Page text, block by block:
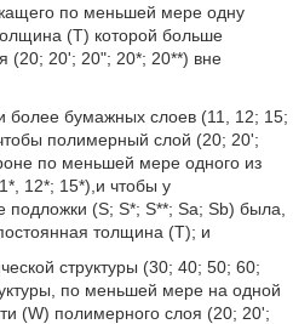
по меньшей мере одну
(Т) которой больше
(20; 20'; 20ʺ; 20*; 20**) вне
более бумажных слоев (11, 12; 15;
полимерный слой (20; 20';
по меньшей мере одного из
12*; 15*),и чтобы у
подложки (S; S*; S**; Sa; Sb) была,
толщина (Т); и
структуры (30; 40; 50; 60;
по меньшей мере на одной
(W) полимерного слоя (20; 20';